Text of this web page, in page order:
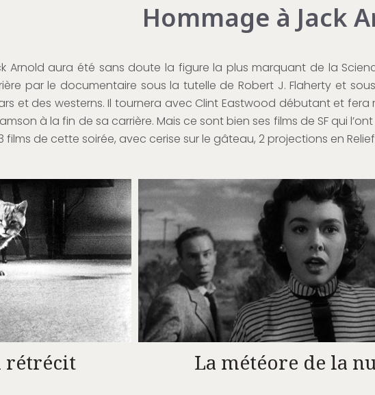
Hommage à Jack
Arnold aura été sans doute la figure la plus marquant de la
par le documentaire sous la tutelle de Robert J. Flaherty et
et des westerns. Il tournera avec Clint Eastwood débutant et fera
à la fin de sa carrière. Mais ce sont bien ses films de SF qui
films de cette soirée, avec cerise sur le gâteau, 2 projections en
rétrécit La météore de la